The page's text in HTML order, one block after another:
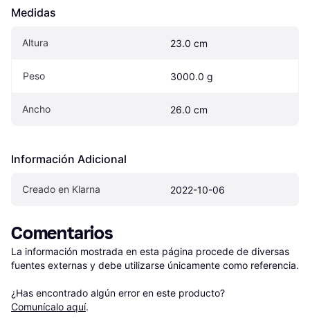
Medidas
Altura 23.0 cm
Peso 3000.0 g
Ancho 26.0 cm
Información Adicional
Creado en Klarna 2022-10-06
Comentarios
La información mostrada en esta página procede de diversas
fuentes externas y debe utilizarse únicamente como referencia.
¿Has encontrado algún error en este producto?
Comunícalo aquí.